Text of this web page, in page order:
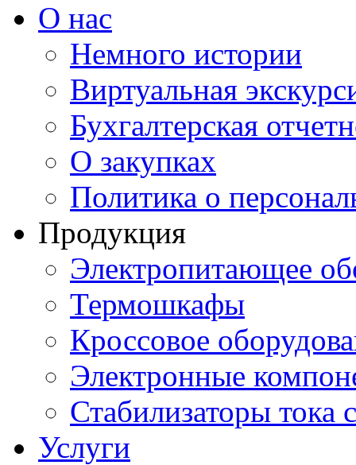
О нас
Немного истории
Виртуальная
Бухгалтерская
О закупках
Политика о
Продукция
Электропитающее
Термошкафы
Кроссовое
Электронные
Стабилизаторы тока
Услуги